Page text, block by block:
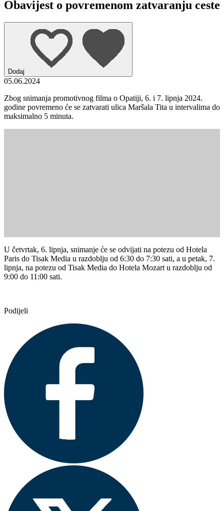
Obavijest o povremenom zatvaranju ceste
Dodaj
05.06.2024
Zbog snimanja promotivnog filma o Opatiji, 6. i 7. lipnja 2024.
godine povremeno će se zatvarati ulica Maršala Tita u intervalima do
maksimalno 5 minuta.
U četvrtak, 6. lipnja, snimanje će se odvijati na potezu od Hotela
Paris do Tisak Media u razdoblju od 6:30 do 7:30 sati, a u petak, 7.
lipnja, na potezu od Tisak Media do Hotela Mozart u razdoblju od
9:00 do 11:00 sati.
Podijeli